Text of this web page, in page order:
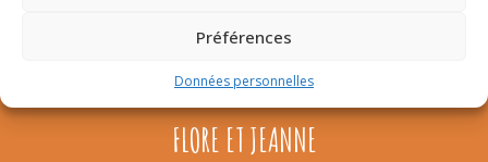
Préférences
Données personnelles
FLORE ET JEANNE